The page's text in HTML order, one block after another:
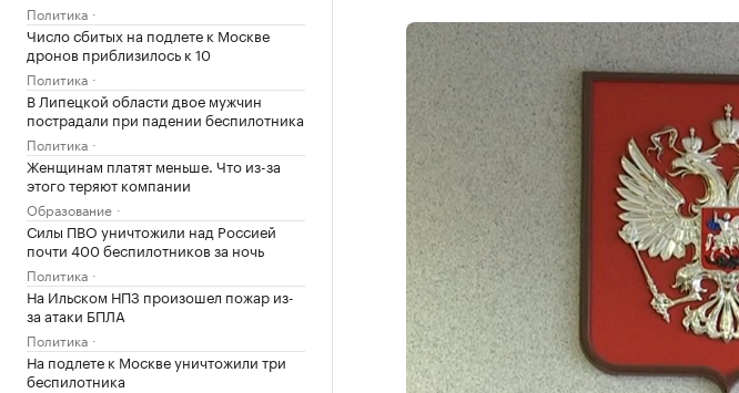
Политика
Число сбитых на подлете к Москве
дронов приблизилось к 10
Политика
В Липецкой области двое мужчин
пострадали при падении беспилотника
Политика
Женщинам платят меньше. Что из-за
этого теряют компании
Образование
Силы ПВО уничтожили над Россией
почти 400 беспилотников за ночь
Политика
На Ильском НПЗ произошел пожар из-
за атаки БПЛА
Политика
На подлете к Москве уничтожили три
беспилотника